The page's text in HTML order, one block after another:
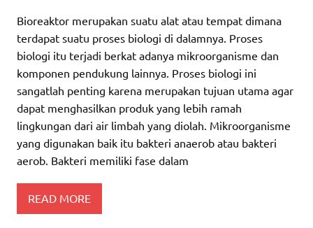
Bioreaktor merupakan suatu alat atau tempat dimana
terdapat suatu proses biologi di dalamnya. Proses
biologi itu terjadi berkat adanya mikroorganisme dan
komponen pendukung lainnya. Proses biologi ini
sangatlah penting karena merupakan tujuan utama agar
dapat menghasilkan produk yang lebih ramah
lingkungan dari air limbah yang diolah. Mikroorganisme
yang digunakan baik itu bakteri anaerob atau bakteri
aerob. Bakteri memiliki fase dalam
READ MORE